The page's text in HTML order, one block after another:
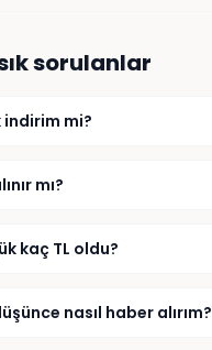
sorulanlar
indirim mi?
mı?
kaç TL oldu?
nasıl haber alırım?